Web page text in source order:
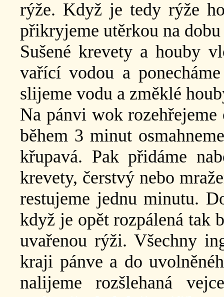
rýže. Když je tedy rýže
přikryjeme utěrkou na
Sušené krevety a houby
vařící vodou a
slijeme vodu a změklé
Na pánvi wok
během 3 minut
křupavá. Pak přidáme
krevety, čerstvý nebo
restujeme jednu minutu.
když je opět rozpálená tak
uvařenou rýži. Všechny
kraji pánve a do
nalijeme rozšlehaná